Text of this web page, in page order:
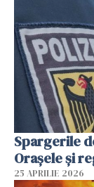
Spargerile
Orașele și
25 APRILIE 2026